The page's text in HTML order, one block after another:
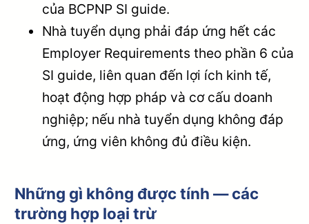
của BCPNP SI guide.
Nhà tuyển dụng phải đáp ứng hết các
Employer Requirements theo phần 6 của
SI guide, liên quan đến lợi ích kinh tế,
hoạt động hợp pháp và cơ cấu doanh
nghiệp; nếu nhà tuyển dụng không đáp
ứng, ứng viên không đủ điều kiện.
Những gì không được tính — các
trường hợp loại trừ